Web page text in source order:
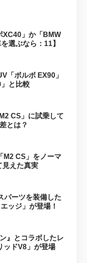
XC40」か「BMW
選ぶなら：11】
「ボルボ EX90」
と比較
CS」に試乗して
とは？
M2 CS」をノーマ
見えた真実
パーツを装備した
ッジ」が登場！
』とコラボしたレ
ッドV8」が登場